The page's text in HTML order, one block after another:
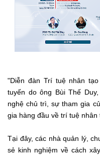
"Diễn đàn Trí tuệ nhân
tuyến do ông Bùi Thế
nghệ chủ trì, sự tham gia
gia hàng đầu về trí tuệ
Tại đây, các nhà quản lý,
sẻ kinh nghiệm về cách